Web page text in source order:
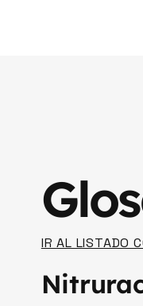
IR AL LISTADO